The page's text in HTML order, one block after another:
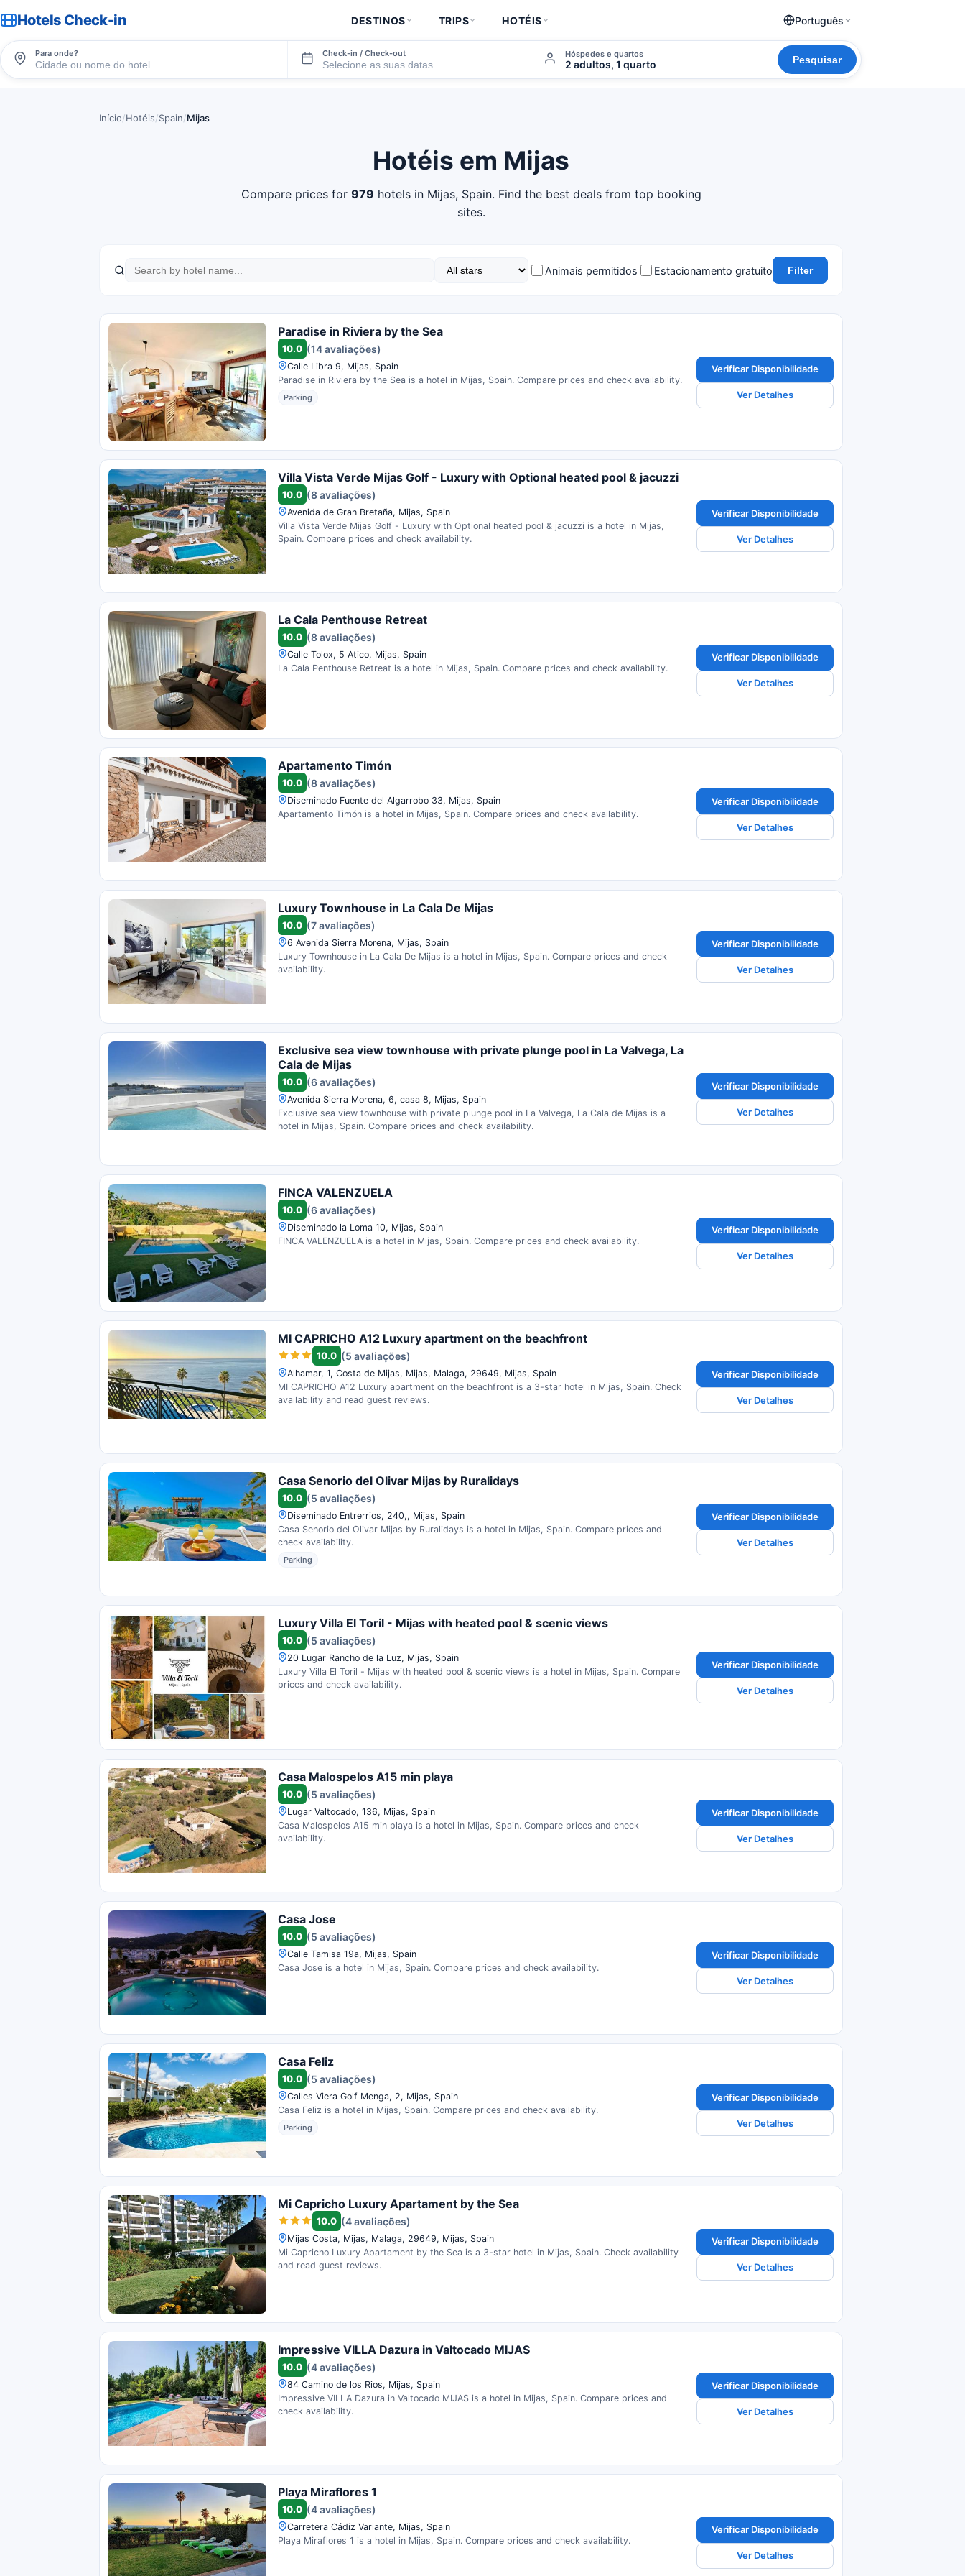
Hotels Check-in DESTINOS TRIPS HOTÉIS Português
Para onde? Check-in / Check-out Hóspedes e quartos
2 adultos, 1 quarto Pesquisar
Início/Hotéis/Spain/Mijas
Hotéis em Mijas
Compare prices for 979 hotels in Mijas, Spain. Find the best deals from top booking
sites.
Animais permitidos Estacionamento gratuito Filter
Paradise in Riviera by the Sea
10.0 (14 avaliações)
Calle Libra 9, Mijas, Spain
Paradise in Riviera by the Sea is a hotel in Mijas, Spain. Compare prices and check availability.
Parking
Verificar Disponibilidade
Ver Detalhes
Villa Vista Verde Mijas Golf - Luxury with Optional heated pool & jacuzzi
10.0 (8 avaliações)
Avenida de Gran Bretaña, Mijas, Spain
Villa Vista Verde Mijas Golf - Luxury with Optional heated pool & jacuzzi is a hotel in Mijas,
Spain. Compare prices and check availability.
Verificar Disponibilidade
Ver Detalhes
La Cala Penthouse Retreat
10.0 (8 avaliações)
Calle Tolox, 5 Atico, Mijas, Spain
La Cala Penthouse Retreat is a hotel in Mijas, Spain. Compare prices and check availability.
Verificar Disponibilidade
Ver Detalhes
Apartamento Timón
10.0 (8 avaliações)
Diseminado Fuente del Algarrobo 33, Mijas, Spain
Apartamento Timón is a hotel in Mijas, Spain. Compare prices and check availability.
Verificar Disponibilidade
Ver Detalhes
Luxury Townhouse in La Cala De Mijas
10.0 (7 avaliações)
6 Avenida Sierra Morena, Mijas, Spain
Luxury Townhouse in La Cala De Mijas is a hotel in Mijas, Spain. Compare prices and check
availability.
Verificar Disponibilidade
Ver Detalhes
Exclusive sea view townhouse with private plunge pool in La Valvega, La
Cala de Mijas
10.0 (6 avaliações)
Avenida Sierra Morena, 6, casa 8, Mijas, Spain
Exclusive sea view townhouse with private plunge pool in La Valvega, La Cala de Mijas is a
hotel in Mijas, Spain. Compare prices and check availability.
Verificar Disponibilidade
Ver Detalhes
FINCA VALENZUELA
10.0 (6 avaliações)
Diseminado la Loma 10, Mijas, Spain
FINCA VALENZUELA is a hotel in Mijas, Spain. Compare prices and check availability.
Verificar Disponibilidade
Ver Detalhes
MI CAPRICHO A12 Luxury apartment on the beachfront
10.0 (5 avaliações)
Alhamar, 1, Costa de Mijas, Mijas, Malaga, 29649, Mijas, Spain
MI CAPRICHO A12 Luxury apartment on the beachfront is a 3-star hotel in Mijas, Spain. Check
availability and read guest reviews.
Verificar Disponibilidade
Ver Detalhes
Casa Senorio del Olivar Mijas by Ruralidays
10.0 (5 avaliações)
Diseminado Entrerrios, 240,, Mijas, Spain
Casa Senorio del Olivar Mijas by Ruralidays is a hotel in Mijas, Spain. Compare prices and
check availability.
Parking
Verificar Disponibilidade
Ver Detalhes
Luxury Villa El Toril - Mijas with heated pool & scenic views
10.0 (5 avaliações)
20 Lugar Rancho de la Luz, Mijas, Spain
Luxury Villa El Toril - Mijas with heated pool & scenic views is a hotel in Mijas, Spain. Compare
prices and check availability.
Verificar Disponibilidade
Ver Detalhes
Casa Malospelos A15 min playa
10.0 (5 avaliações)
Lugar Valtocado, 136, Mijas, Spain
Casa Malospelos A15 min playa is a hotel in Mijas, Spain. Compare prices and check
availability.
Verificar Disponibilidade
Ver Detalhes
Casa Jose
10.0 (5 avaliações)
Calle Tamisa 19a, Mijas, Spain
Casa Jose is a hotel in Mijas, Spain. Compare prices and check availability.
Verificar Disponibilidade
Ver Detalhes
Casa Feliz
10.0 (5 avaliações)
Calles Viera Golf Menga, 2, Mijas, Spain
Casa Feliz is a hotel in Mijas, Spain. Compare prices and check availability.
Parking
Verificar Disponibilidade
Ver Detalhes
Mi Capricho Luxury Apartament by the Sea
10.0 (4 avaliações)
Mijas Costa, Mijas, Malaga, 29649, Mijas, Spain
Mi Capricho Luxury Apartament by the Sea is a 3-star hotel in Mijas, Spain. Check availability
and read guest reviews.
Verificar Disponibilidade
Ver Detalhes
Impressive VILLA Dazura in Valtocado MIJAS
10.0 (4 avaliações)
84 Camino de los Rios, Mijas, Spain
Impressive VILLA Dazura in Valtocado MIJAS is a hotel in Mijas, Spain. Compare prices and
check availability.
Verificar Disponibilidade
Ver Detalhes
Playa Miraflores 1
10.0 (4 avaliações)
Carretera Cádiz Variante, Mijas, Spain
Playa Miraflores 1 is a hotel in Mijas, Spain. Compare prices and check availability.
Verificar Disponibilidade
Ver Detalhes